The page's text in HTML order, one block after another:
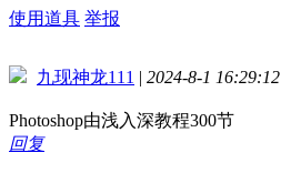
使用道具 举报
九现神龙111 | 2024-8-1 16:29:12
Photoshop由浅入深教程300节
回复